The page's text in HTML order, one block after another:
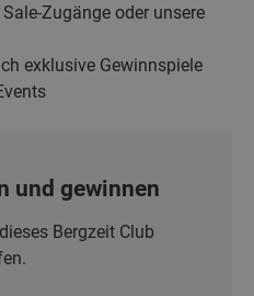
Zugänge oder unsere
exklusive Gewinnspiele
und gewinnen
Bergzeit Club